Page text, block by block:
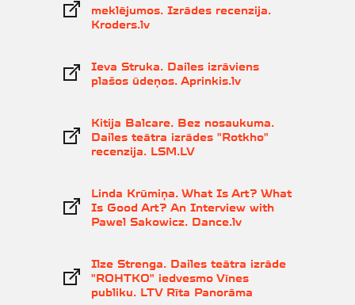
meklējumos. Izrādes recenzija.
Kroders.lv
Ieva Struka. Dailes izrāviens
plašos ūdeņos. Aprinkis.lv
Kitija Balcare. Bez nosaukuma.
Dailes teātra izrādes "Rotkho"
recenzija. LSM.LV
Linda Krūmiņa. What Is Art? What
Is Good Art? An Interview with
Pawel Sakowicz. Dance.lv
Ilze Strenga. Dailes teātra izrāde
"ROHTKO" iedvesmo Vīnes
publiku. LTV Rīta Panorāma